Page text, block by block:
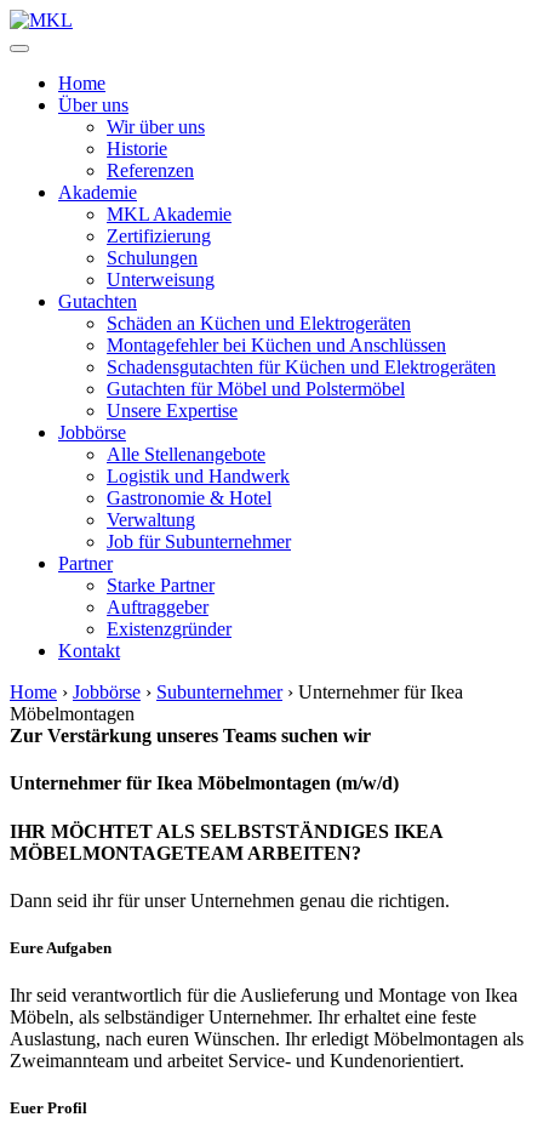
Zum
Inhalt
Home
Über uns
Wir über uns
Historie
Referenzen
Akademie
MKL Akademie
Zertifizierung
Schulungen
Unterweisung
Gutachten
Schäden an Küchen und Elektrogeräten
Montagefehler bei Küchen und Anschlüssen
Schadensgutachten für Küchen und Elektrogeräten
Gutachten für Möbel und Polstermöbel
Unsere Expertise
Jobbörse
Alle Stellenangebote
Logistik und Handwerk
Gastronomie & Hotel
Verwaltung
Job für Subunternehmer
Partner
Starke Partner
Auftraggeber
Existenzgründer
Kontakt
Home › Jobbörse › Subunternehmer› Unternehmer für Ikea
Möbelmontagen
Zur Verstärkung unseres Teams suchen wir
Unternehmer für Ikea Möbelmontagen (m/w/d)
IHR MÖCHTET ALS SELBSTSTÄNDIGES IKEA
MÖBELMONTAGETEAM ARBEITEN?
Dann seid ihr für unser Unternehmen genau die richtigen.
Eure Aufgaben
Ihr seid verantwortlich für die Auslieferung und Montage von Ikea
Möbeln, als selbständiger Unternehmer. Ihr erhaltet eine feste
Auslastung, nach euren Wünschen. Ihr erledigt Möbelmontagen als
Zweimannteam und arbeitet Service- und Kundenorientiert.
Euer Profil